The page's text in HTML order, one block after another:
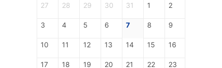
27 28 29 30 31 1 2
3 4 5 6 7 8 9
10 11 12 13 14 15 16
17 18 19 20 21 22 23